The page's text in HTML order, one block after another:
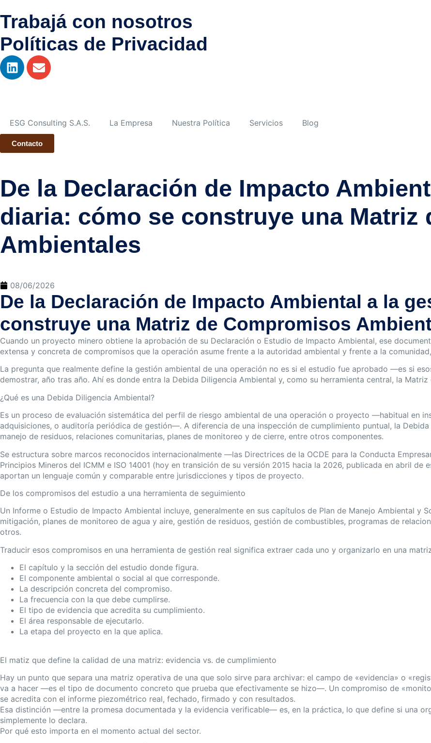
Trabajá con nosotros
Políticas de Privacidad
ESG Consulting S.A.S. La Empresa Nuestra Política Servicios Blog
Contacto
De la Declaración de Impacto
diaria: cómo se construye una Matriz
Ambientales
08/06/2026
De la Declaración de Impacto Ambiental a la
construye una Matriz de Compromisos
Cuando un proyecto minero obtiene la aprobación de su Declaración o Estudio de Impacto Ambiental, ese
extensa y concreta de compromisos que la operación asume frente a la autoridad ambiental y frente a la
La pregunta que realmente define la gestión ambiental de una operación no es si el estudio fue aprobado —es si
demostrar, año tras año. Ahí es donde entra la Debida Diligencia Ambiental y, como su herramienta central, la
¿Qué es una Debida Diligencia Ambiental?
Es un proceso de evaluación sistemática del perfil de riesgo ambiental de una operación o proyecto —habitual en
adquisiciones, o auditoría periódica de gestión—. A diferencia de una inspección de cumplimiento puntual, la
manejo de residuos, relaciones comunitarias, planes de monitoreo y de cierre, entre otros componentes.
Se estructura sobre marcos reconocidos internacionalmente —las Directrices de la OCDE para la Conducta
Principios Mineros del ICMM e ISO 14001 (hoy en transición de su versión 2015 hacia la 2026, publicada en abril
aportan un lenguaje común y comparable entre jurisdicciones y tipos de proyecto.
De los compromisos del estudio a una herramienta de seguimiento
Un Informe o Estudio de Impacto Ambiental incluye, generalmente en sus capítulos de Plan de Manejo Ambiental y
mitigación, planes de monitoreo de agua y aire, gestión de residuos, gestión de combustibles, programas de
otros.
Traducir esos compromisos en una herramienta de gestión real significa extraer cada uno y organizarlo en una
El capítulo y la sección del estudio donde figura.
El componente ambiental o social al que corresponde.
La descripción concreta del compromiso.
La frecuencia con la que debe cumplirse.
El tipo de evidencia que acredita su cumplimiento.
El área responsable de ejecutarlo.
La etapa del proyecto en la que aplica.
El matiz que define la calidad de una matriz: evidencia vs. de cumplimiento
Hay un punto que separa una matriz operativa de una que solo sirve para archivar: el campo de «evidencia» o
va a hacer —es el tipo de documento concreto que prueba que efectivamente se hizo—. Un compromiso de
se acredita con el informe piezométrico real, fechado, firmado y con resultados.
Esa distinción —entre la promesa documentada y la evidencia verificable— es, en la práctica, lo que define si una
simplemente lo declara.
Por qué esto importa en el momento actual del sector.